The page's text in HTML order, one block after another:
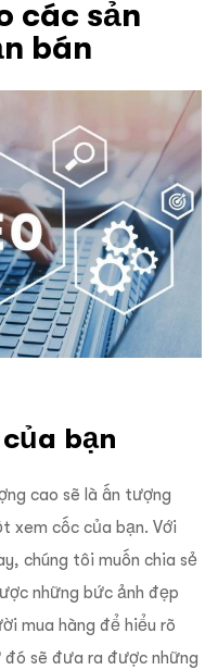
các sản
bán
bạn
cao sẽ là ấn tượng
xem cốc của bạn. Với
chúng tôi muốn chia sẻ
những bức ảnh đẹp
mua hàng để hiểu rõ
đó sẽ đưa ra được những